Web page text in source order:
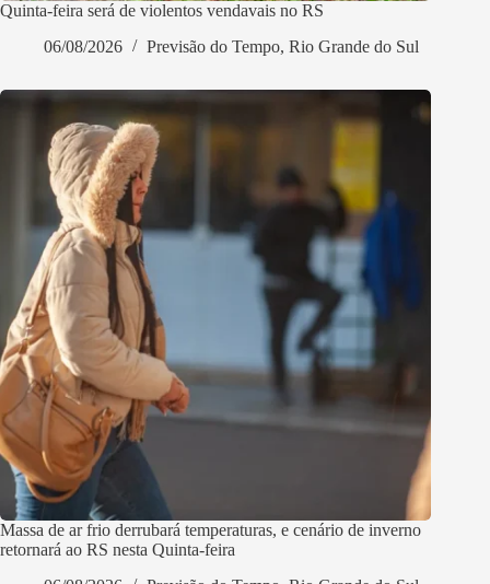
Quinta-feira será de violentos vendavais no RS
06/08/2026
Previsão do Tempo, Rio Grande do Sul
Massa de ar frio derrubará temperaturas, e cenário de inverno
retornará ao RS nesta Quinta-feira